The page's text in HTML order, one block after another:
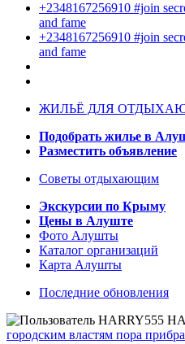
+2348167256910 #join
and fame
+2348167256910 #join
and fame
ЖИЛЬЁ ДЛЯ
Подобрать жилье в
Разместить объявление
Советы отдыхающим
Экскурсии по Крыму
Цены в Алуште
Фото Алушты
Каталог организаций
Карта Алушты
Последние обновления
городским властям пора